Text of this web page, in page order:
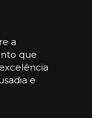
a
que
e